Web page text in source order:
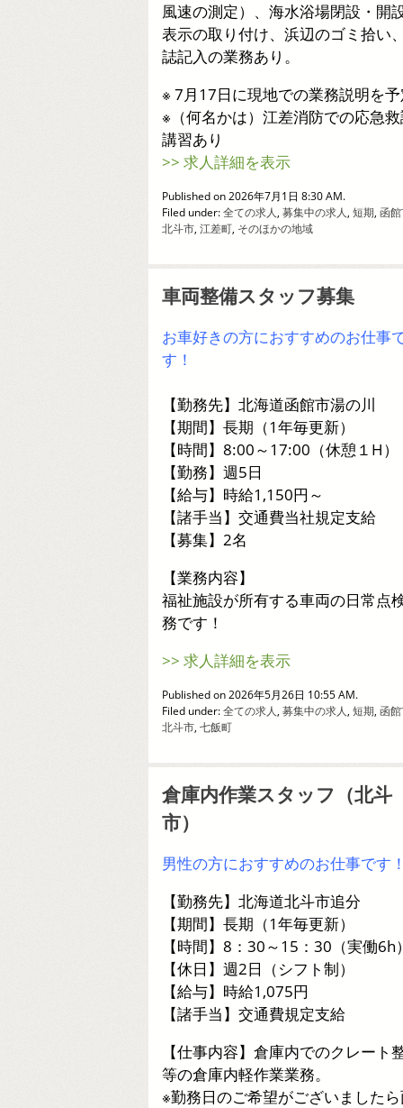
風速の測定）、海水浴場閉設・開
表示の取り付け、浜辺のゴミ拾い
誌記入の業務あり。
※ 7月17日に現地での業務説明を
※（何名かは）江差消防での応急
講習あり
>> 求人詳細を表示
Published on 2026年7月1日 8:30 AM.
Filed under:全ての求人, 募集中の求人, 短期, 函
北斗市, 江差町, そのほかの地域
車両整備スタッフ募集
お車好きの方におすすめのお仕事
す！
【勤務先】北海道函館市湯の川
【期間】長期（1年毎更新）
【時間】8:00～17:00（休憩１H）
【勤務】週5日
【給与】時給1,150円～
【諸手当】交通費当社規定支給
【募集】2名
【業務内容】
福祉施設が所有する車両の日常点
務です！
>> 求人詳細を表示
Published on 2026年5月26日 10:55 AM.
Filed under:全ての求人, 募集中の求人, 短期, 函
北斗市, 七飯町
倉庫内作業スタッフ（北斗
市）
男性の方におすすめのお仕事です
【勤務先】北海道北斗市追分
【期間】長期（1年毎更新）
【時間】8：30～15：30（実働6h
【休日】週2日（シフト制）
【給与】時給1,075円
【諸手当】交通費規定支給
【仕事内容】倉庫内でのクレート
等の倉庫内軽作業業務。
※勤務日のご希望がございました